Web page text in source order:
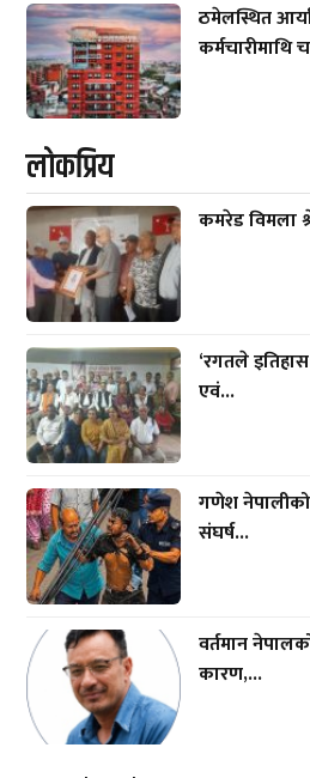
ठमेलस्थित
कर्मचारीमाथि
लाेकप्रिय
कमरेड विमला
‘रगतले
एवं...
गणेश नेपालीको
संघर्ष...
वर्तमान
कारण,...